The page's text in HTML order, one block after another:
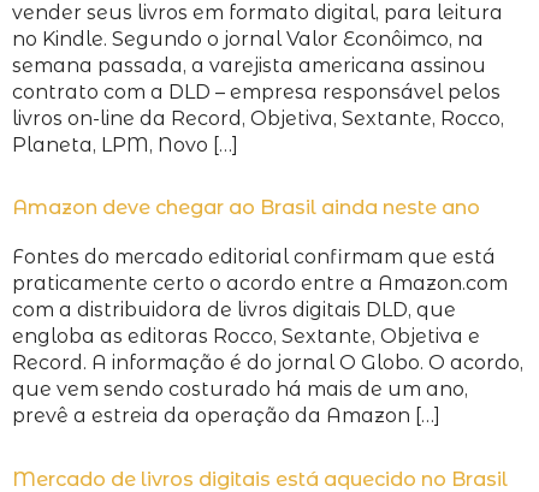
vender seus livros em formato digital, para leitura
no Kindle. Segundo o jornal Valor Econôimco, na
semana passada, a varejista americana assinou
contrato com a DLD – empresa responsável pelos
livros on-line da Record, Objetiva, Sextante, Rocco,
Planeta, LPM, Novo […]
Amazon deve chegar ao Brasil ainda neste ano
Fontes do mercado editorial confirmam que está
praticamente certo o acordo entre a Amazon.com
com a distribuidora de livros digitais DLD, que
engloba as editoras Rocco, Sextante, Objetiva e
Record. A informação é do jornal O Globo. O acordo,
que vem sendo costurado há mais de um ano,
prevê a estreia da operação da Amazon […]
Mercado de livros digitais está aquecido no Brasil